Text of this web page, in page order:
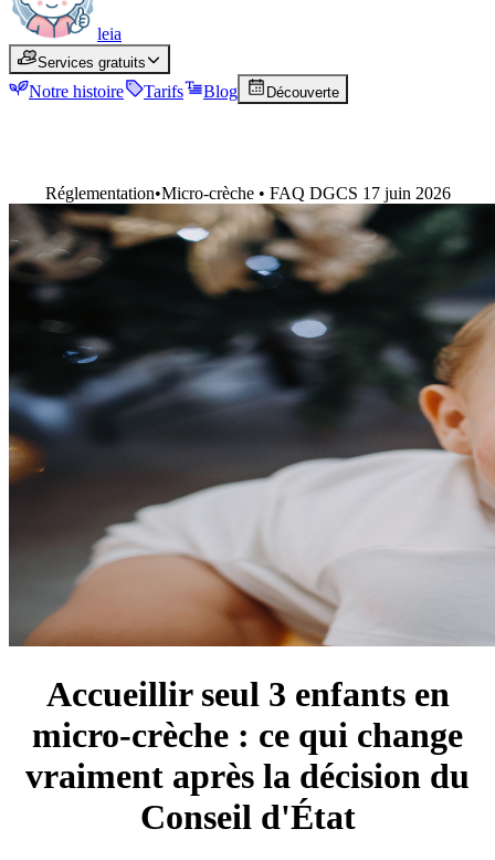
leia
Services gratuits
Notre histoire Tarifs Blog Découverte
leia
ServicesServices gratuits
Histoire Tarifs Blog Découverte
Réglementation•Micro-crèche • FAQ DGCS 17 juin 2026
Accueillir seul 3 enfants en
micro-crèche : ce qui change
vraiment après la décision du
Conseil d'État